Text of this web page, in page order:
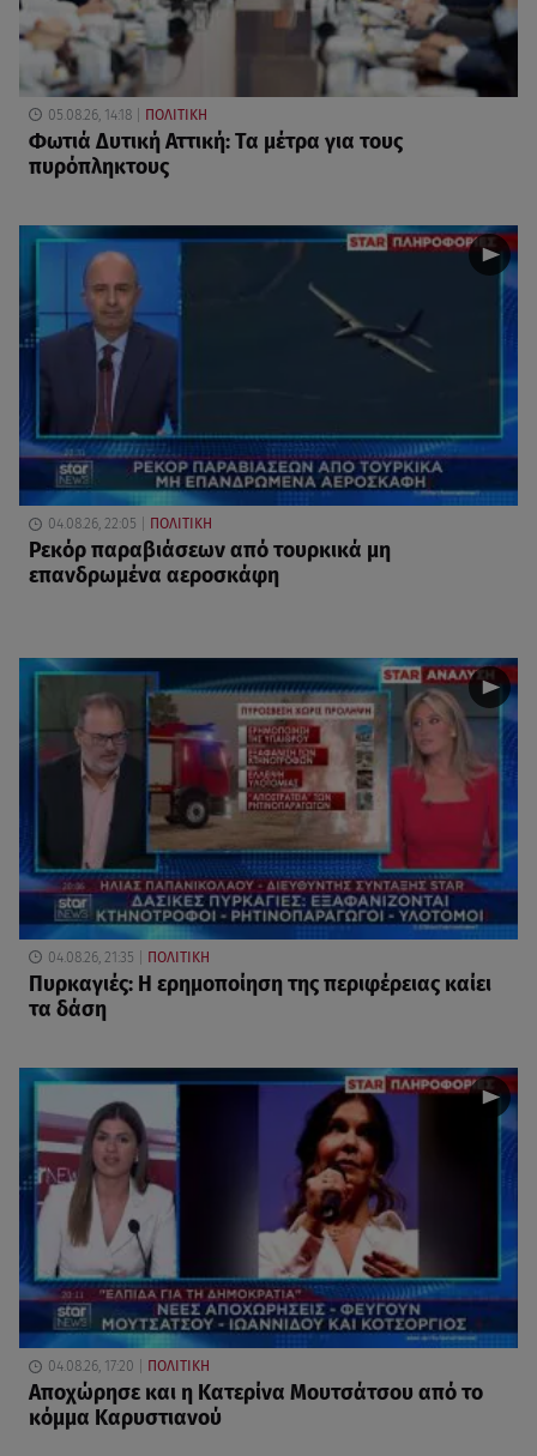
05.08.26, 14:18 ΠΟΛΙΤΙΚΗ
Φωτιά Δυτική Αττική: Τα μέτρα για τους
πυρόπληκτους
04.08.26, 22:05 ΠΟΛΙΤΙΚΗ
Ρεκόρ παραβιάσεων από τουρκικά μη
επανδρωμένα αεροσκάφη
04.08.26, 21:35 ΠΟΛΙΤΙΚΗ
Πυρκαγιές: Η ερημοποίηση της περιφέρειας καίει
τα δάση
04.08.26, 17:20 ΠΟΛΙΤΙΚΗ
Αποχώρησε και η Κατερίνα Μουτσάτσου από το
κόμμα Καρυστιανού